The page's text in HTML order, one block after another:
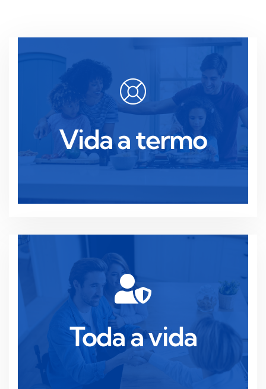
Vida a termo
Vida a termo
Cobertura acessível durante um determinado
período, ideal para necessidades temporárias de
proteção financeira.
Toda a vida
Toda a vida
Proteção vitalícia com crescimento do valor
monetário, assegurando paz de espírito e
estabilidade.
Ler mais